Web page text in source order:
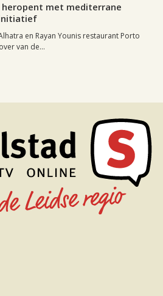
met mediterrane
en Rayan Younis restaurant Porto
van de...